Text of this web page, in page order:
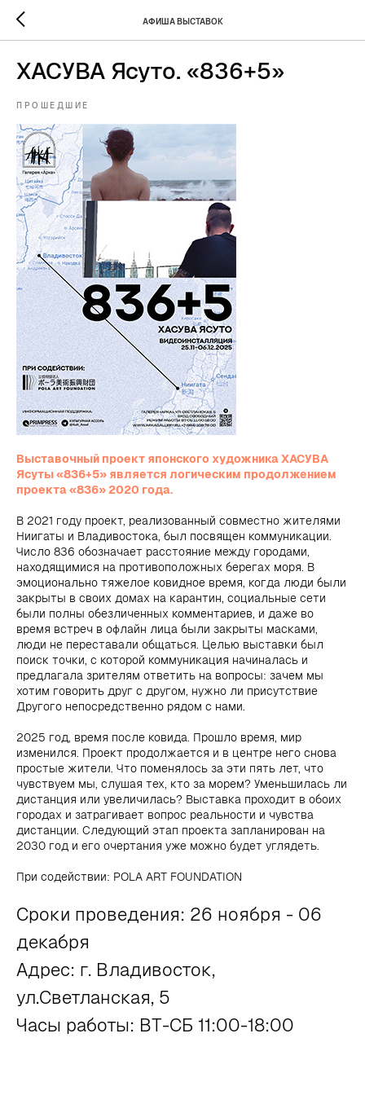
АФИША ВЫСТАВОК
ХАСУВА Ясуто. «836+5»
ПРОШЕДШИЕ
Выставочный проект японского художника ХАСУВА
Ясуты «836+5» является логическим продолжением
проекта «836» 2020 года.
В 2021 году проект, реализованный совместно жителями
Ниигаты и Владивостока, был посвящен коммуникации.
Число 836 обозначает расстояние между городами,
находящимися на противоположных берегах моря. В
эмоционально тяжелое ковидное время, когда люди были
закрыты в своих домах на карантин, социальные сети
были полны обезличенных комментариев, и даже во
время встреч в офлайн лица были закрыты масками,
люди не переставали общаться. Целью выставки был
поиск точки, с которой коммуникация начиналась и
предлагала зрителям ответить на вопросы: зачем мы
хотим говорить друг с другом, нужно ли присутствие
Другого непосредственно рядом с нами.
2025 год, время после ковида. Прошло время, мир
изменился. Проект продолжается и в центре него снова
простые жители. Что поменялось за эти пять лет, что
чувствуем мы, слушая тех, кто за морем? Уменьшилась ли
дистанция или увеличилась? Выставка проходит в обоих
городах и затрагивает вопрос реальности и чувства
дистанции. Следующий этап проекта запланирован на
2030 год и его очертания уже можно будет углядеть.
При содействии: POLA ART FOUNDATION
Сроки проведения: 26 ноября - 06
декабря
Адрес: г. Владивосток,
ул.Светланская, 5
Часы работы: ВТ-СБ 11:00-18:00